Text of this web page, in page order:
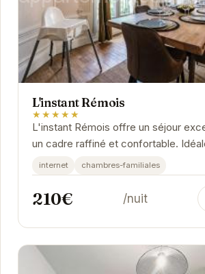
L'instant Rémois
★★★★★
L'instant Rémois offre un séjour
un cadre raffiné et confortable.
permet un accès facile aux
internet chambres-familiales
210€ /nuit